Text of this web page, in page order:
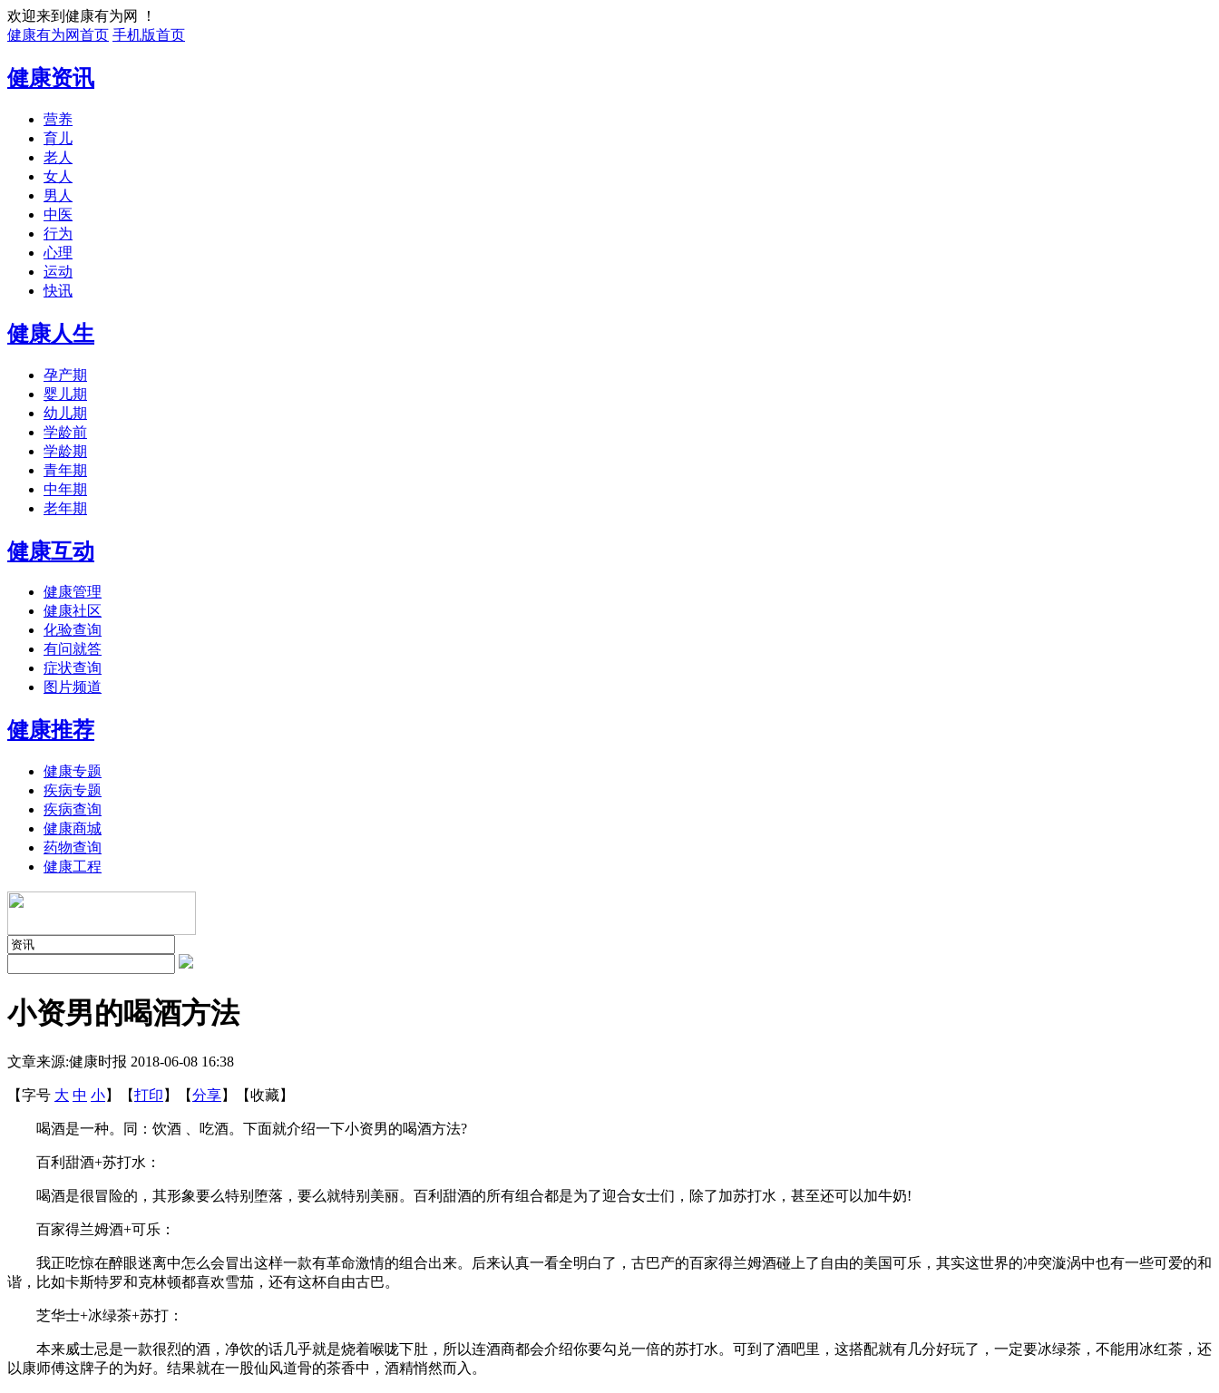
欢迎来到健康有为网 ！
健康有为网首页 手机版首页
健康资讯
营养
育儿
老人
女人
男人
中医
行为
心理
运动
快讯
健康人生
孕产期
婴儿期
幼儿期
学龄前
学龄期
青年期
中年期
老年期
健康互动
健康管理
健康社区
化验查询
有问就答
症状查询
图片频道
健康推荐
健康专题
疾病专题
疾病查询
健康商城
药物查询
健康工程
小资男的喝酒方法
文章来源:健康时报 2018-06-08 16:38
【字号 大 中 小】 【打印 】 【分享】 【收藏】
喝酒是一种。同：饮酒 、吃酒。下面就介绍一下小资男的喝酒方法?
百利甜酒+苏打水：
喝酒是很冒险的，其形象要么特别堕落，要么就特别美丽。百利甜酒的所有组合都是为了迎合女士们，除了加苏打水，甚至还可以加牛奶!
百家得兰姆酒+可乐：
我正吃惊在醉眼迷离中怎么会冒出这样一款有革命激情的组合出来。后来认真一看全明白了，古巴产的百家得兰姆酒碰上了自由的美国可乐，其实这世界的冲突漩涡中也有一些可爱的和
谐，比如卡斯特罗和克林顿都喜欢雪茄，还有这杯自由古巴。
芝华士+冰绿茶+苏打：
本来威士忌是一款很烈的酒，净饮的话几乎就是烧着喉咙下肚，所以连酒商都会介绍你要勾兑一倍的苏打水。可到了酒吧里，这搭配就有几分好玩了，一定要冰绿茶，不能用冰红茶，还
以康师傅这牌子的为好。结果就在一股仙风道骨的茶香中，酒精悄然而入。